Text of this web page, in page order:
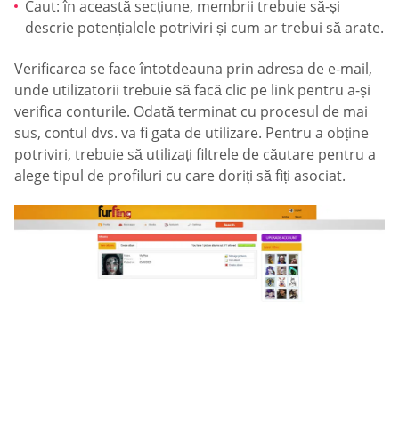
Caut: în această secțiune, membrii trebuie să-și
descrie potențialele potriviri și cum ar trebui să arate.
Verificarea se face întotdeauna prin adresa de e-mail,
unde utilizatorii trebuie să facă clic pe link pentru a-și
verifica conturile. Odată terminat cu procesul de mai
sus, contul dvs. va fi gata de utilizare. Pentru a obține
potriviri, trebuie să utilizați filtrele de căutare pentru a
alege tipul de profiluri cu care doriți să fiți asociat.